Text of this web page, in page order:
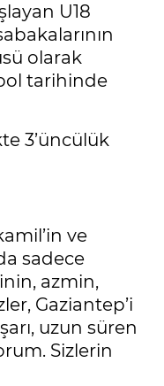
U18
olarak
tarihinde
3’üncülük
ve
sadece
azmin,
Gaziantep’i
uzun süren
Sizlerin